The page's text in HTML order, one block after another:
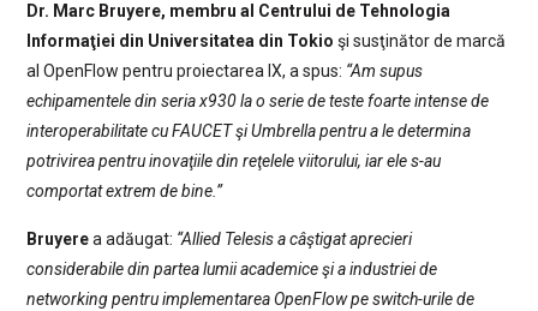
Dr. Marc Bruyere, membru al Centrului de Tehnologia
Informaţiei din Universitatea din Tokio şi susţinător de marcă
al OpenFlow pentru proiectarea IX, a spus: “Am supus
echipamentele din seria x930 la o serie de teste foarte intense de
interoperabilitate cu FAUCET şi Umbrella pentru a le determina
potrivirea pentru inovaţiile din reţelele viitorului, iar ele s-au
comportat extrem de bine.”
Bruyerea adăugat: “Allied Telesis a câştigat aprecieri
considerabile din partea lumii academice şi a industriei de
networking pentru implementarea OpenFlow pe switch-urile de